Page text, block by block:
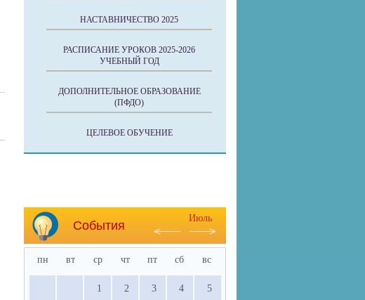
НАСТАВНИЧЕСТВО 2025
РАСПИСАНИЕ УРОКОВ 2025-2026
УЧЕБНЫЙ ГОД
ДОПОЛНИТЕЛЬНОЕ ОБРАЗОВАНИЕ
(ПФДО)
ЦЕЛЕВОЕ ОБУЧЕНИЕ
События
Июль
пн вт ср чт пт сб вс
1 2 3 4 5